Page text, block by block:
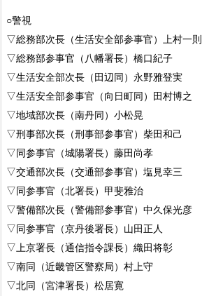
○警視
▽総務部次長（生活安全部参事官）上村一則
▽総務部参事官（八幡署長）橋口紀子
▽生活安全部次長（田辺同）永野雅登実
▽生活安全部参事官（向日町同）田村博之
▽地域部次長（南丹同）小松晃
▽刑事部次長（刑事部参事官）柴田和己
▽同参事官（城陽署長）藤田尚孝
▽交通部次長（交通部参事官）塩見幸三
▽同参事官（北署長）甲斐雅治
▽警備部次長（警備部参事官）中久保光彦
▽同参事官（京丹後署長）山田正人
▽上京署長（通信指令課長）織田将彰
▽南同（近畿管区警察局）村上守
▽北同（宮津署長）松居寛